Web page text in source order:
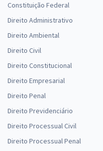
Constituição Federal
Direito Administrativo
Direito Ambiental
Direito Civil
Direito Constitucional
Direito Empresarial
Direito Penal
Direito Previdenciário
Direito Processual Civil
Direito Processual Penal